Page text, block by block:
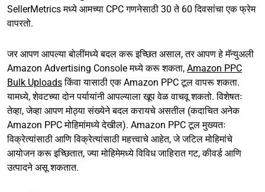
SellerMetrics मध्ये आमच्या CPC गणनेसाठी 30 ते 60 दिवसांचा एक फ्रेम
वापरतो.
जर आपण आपल्या बोलींमध्ये बदल करू इच्छित असाल, तर आपण हे मॅन्युअली
Amazon Advertising Console मध्ये करू शकता, Amazon PPC
Bulk Uploadsकिंवा यासाठी एक Amazon PPC टूल वापरू शकता.
यामध्ये, शेवटच्या दोन पर्यायांनी आपल्याला खूप वेळ वाचवू शकतो. विशेषतः
तेव्हा, जेव्हा आपण मोठ्या संख्येने बदल करायचे असतील (कदाचित अनेक
Amazon PPC मोहिमांमध्ये देखील). Amazon PPC टूल मुख्यतः
विक्रेत्यांसाठी आणि विक्रेत्यांसाठी महत्त्वाचे आहेत, जे जटिल मोहिमांचे
आयोजन करू इच्छितात, ज्या मोहिमेमध्ये विविध जाहिरात गट, कीवर्ड आणि
उत्पादने असू शकतात.